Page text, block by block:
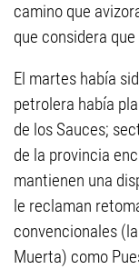
camino que
que considera
El martes había
petrolera había
de los Sauces;
de la provincia
mantienen una
le reclaman
convencionales
Muerta) como